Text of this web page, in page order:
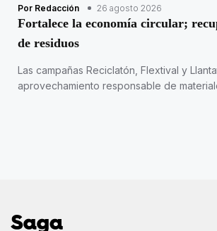
Por Redacción 26 agosto 2026
Fortalece la economía circular;
de residuos
Las campañas Reciclatón, Flextival y
aprovechamiento responsable de